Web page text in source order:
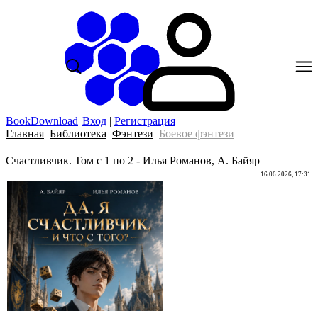
BookDownload Вход | Регистрация
Главная Библиотека Фэнтези Боевое фэнтези
Счастливчик. Том с 1 по 2 - Илья Романов, А. Байяр
16.06.2026, 17:31